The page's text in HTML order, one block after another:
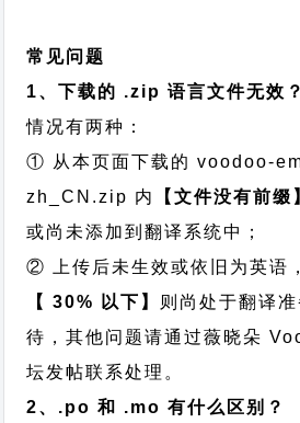
常见问题
1、下载的 .zip 语言文件无效？
情况有两种：
① 从本页面下载的 voodoo-
zh_CN.zip 内
【文件没有前缀
或尚未添加到翻译系统中；
② 上传后未生效或依旧为英语
【 30% 以下】 则尚处于翻译
待，其他问题请通过薇晓朵
坛发帖联系处理。
2、.po 和 .mo 有什么区别？